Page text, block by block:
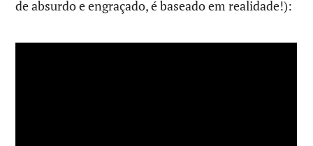
de absurdo e engraçado, é baseado em realidade!):